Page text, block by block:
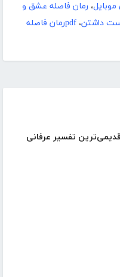
(قدیمی‌ترین تفسیر عرفانی
، رمان فاصله عشق و
داشتن،
pdfرمان فاصله